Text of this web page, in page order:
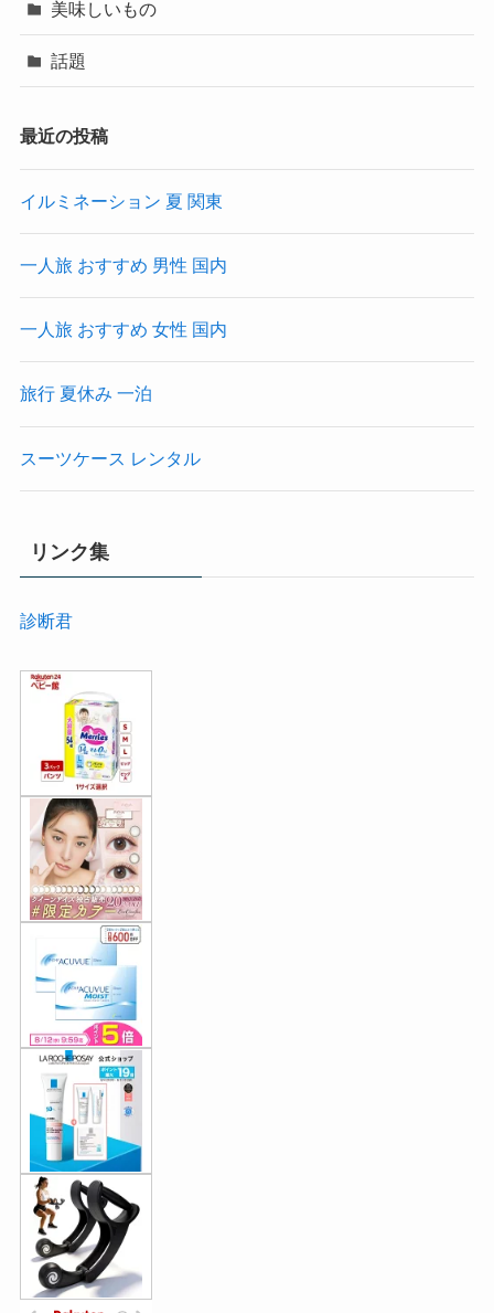
美味しいもの
話題
最近の投稿
イルミネーション 夏 関東
一人旅 おすすめ 男性 国内
一人旅 おすすめ 女性 国内
旅行 夏休み 一泊
スーツケース レンタル
リンク集
診断君